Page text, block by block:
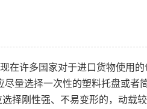
在许多国家对于进口货物使用的
量选择一次性的塑料托盘或者
择刚性强、不易变形的，动载